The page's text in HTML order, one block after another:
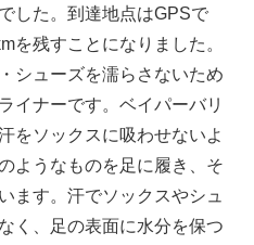
した。到達地点はGPSで
を残すことになりました。
シューズを濡らさないため
イナーです。ベイパーバリ
をソックスに吸わせないよ
ようなものを足に履き、そ
ます。汗でソックスやシュ
く、足の表面に水分を保つ